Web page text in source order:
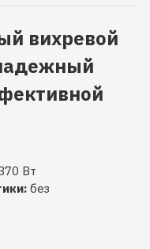
вихревой
Вт
без